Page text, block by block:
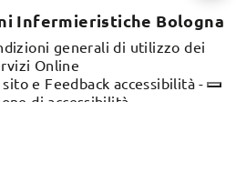
Infermieristiche Bologna
generali di utilizzo dei
Online
e Feedback accessibilità -
di accessibilità